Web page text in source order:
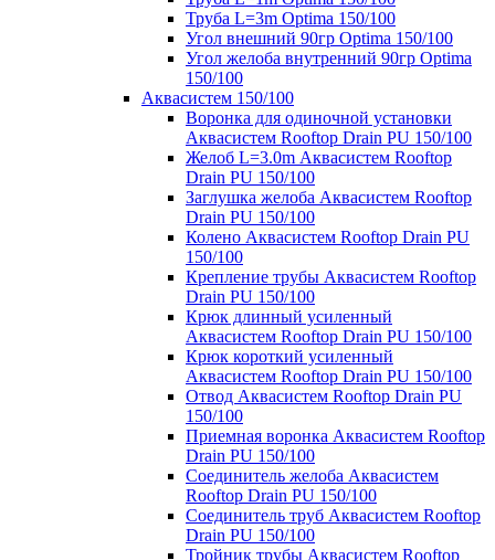
Труба L=3m Optima 150/100
Угол внешний 90гр Optima 150/100
Угол желоба внутренний 90гр Optima
150/100
Аквасистем 150/100
Воронка для одиночной установки
Аквасистем Rooftop Drain PU 150/100
Желоб L=3.0m Аквасистем Rooftop
Drain PU 150/100
Заглушка желоба Аквасистем Rooftop
Drain PU 150/100
Колено Аквасистем Rooftop Drain PU
150/100
Крепление трубы Аквасистем Rooftop
Drain PU 150/100
Крюк длинный усиленный
Аквасистем Rooftop Drain PU 150/100
Крюк короткий усиленный
Аквасистем Rooftop Drain PU 150/100
Отвод Аквасистем Rooftop Drain PU
150/100
Приемная воронка Аквасистем Rooftop
Drain PU 150/100
Соединитель желоба Аквасистем
Rooftop Drain PU 150/100
Соединитель труб Аквасистем Rooftop
Drain PU 150/100
Тройник трубы Аквасистем Rooftop